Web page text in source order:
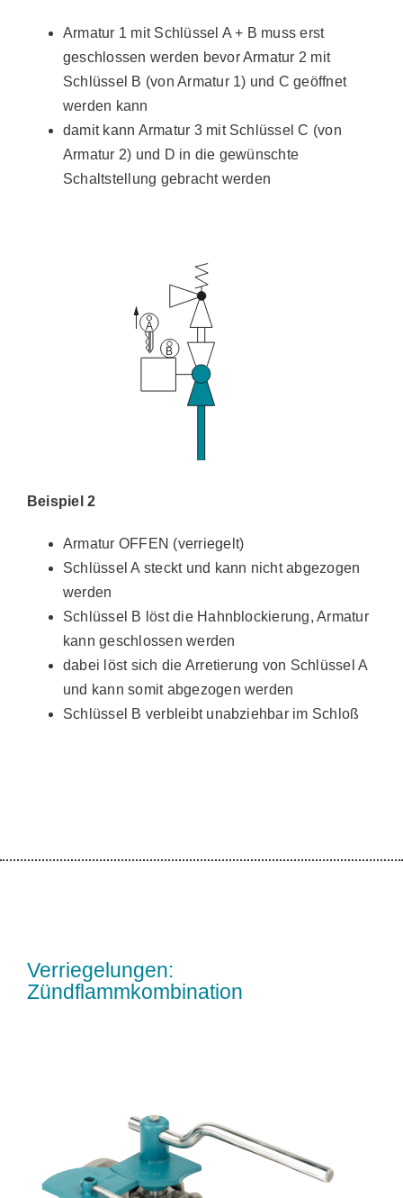
Armatur 1 mit Schlüssel A + B muss erst
geschlossen werden bevor Armatur 2 mit
Schlüssel B (von Armatur 1) und C geöffnet
werden kann
damit kann Armatur 3 mit Schlüssel C (von
Armatur 2) und D in die gewünschte
Schaltstellung gebracht werden
Beispiel 2
Armatur OFFEN (verriegelt)
Schlüssel A steckt und kann nicht abgezogen
werden
Schlüssel B löst die Hahnblockierung, Armatur
kann geschlossen werden
dabei löst sich die Arretierung von Schlüssel A
und kann somit abgezogen werden
Schlüssel B verbleibt unabziehbar im Schloß
Verriegelungen:
Zündflammkombination